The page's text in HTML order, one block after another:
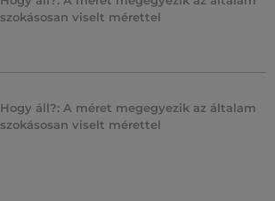
szokásosan viselt mérettel
Hogy áll?: A méret megegyezik az általam
szokásosan viselt mérettel